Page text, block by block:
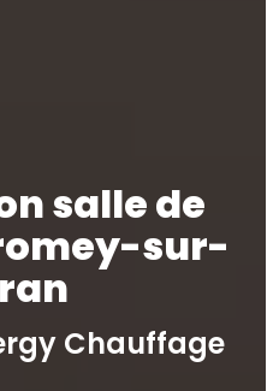
salle de
sur-
Chauffage